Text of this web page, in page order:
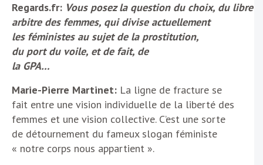
Regards.fr: Vous posez la question du choix, du libre
arbitre des femmes, qui divise actuellement
les féministes au sujet de la prostitution,
du port du voile, et de fait, de
la GPA…
Marie-Pierre Martinet: La ligne de fracture se
fait entre une vision individuelle de la liberté des
femmes et une vision collective. C’est une sorte
de détournement du fameux slogan féministe
« notre corps nous appartient ».